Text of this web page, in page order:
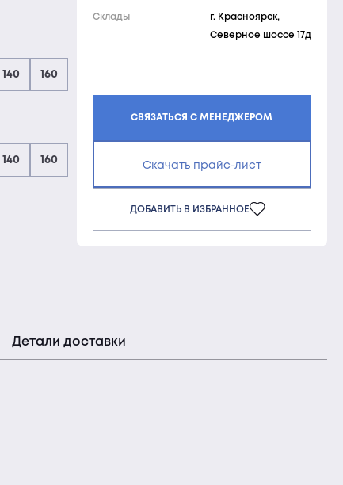
140 160
140 160
Склады г. Красноярск,
Северное шоссе 17д
СВЯЗАТЬСЯ С МЕНЕДЖЕРОМ
Скачать прайс-лист
ДОБАВИТЬ В ИЗБРАННОЕ
Детали доставки